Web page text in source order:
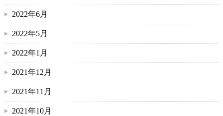
2022年6月
2022年5月
2022年1月
2021年12月
2021年11月
2021年10月